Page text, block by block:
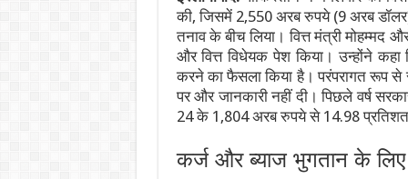
पाकिस्तान में सियासी भूचाल: शहबाज सरकार
‘गजनी’ और ‘लगान’ फेम अभिनेता प्रदीप
झारखंड में JPSC-JSSC धांधली पर उग्र हुआ
की, जिसमें 2,550 अरब रुपये (9 अरब
तनाव के बीच लिया। वित्त मंत्री
और वित्त विधेयक पेश किया। उन्होंने
करने का फैसला किया है। परंपरागत रूप से
पर और जानकारी नहीं दी। पिछले वर्ष
24 के 1,804 अरब रुपये से 14.98
कर्ज और ब्याज भुगतान के